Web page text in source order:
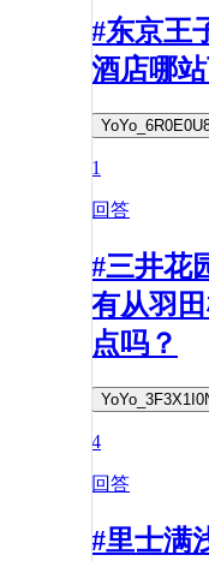
#东京王
酒店哪
1
回答
#三井花
有从羽
点吗？
4
回答
#里士满